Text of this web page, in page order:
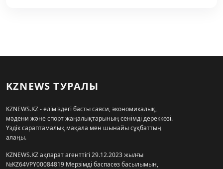
KZNEWS ТУРАЛЫ
KZNEWS.KZ - еліміздегі басты саяси, экономикалық,
мәдени және спорт жаңалықтарының сенімді дереккөзі.
Үздік сараптамалық мақала мен шынайы сұқбаттың
алаңы.
KZNEWS.KZ ақпарат агенттігі 29.12.2023 жылғы
№KZ64VPY00084819 Мерзімді баспасөз басылымын,